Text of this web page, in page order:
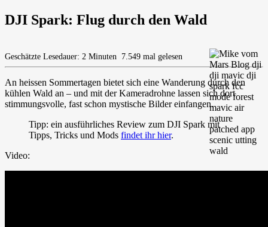
DJI Spark: Flug durch den Wald
Geschätzte Lesedauer: 2 Minuten 7.549 mal gelesen
An heissen Sommertagen bietet sich eine Wanderung durch den
kühlen Wald an – und mit der Kameradrohne lassen sich dort
stimmungsvolle, fast schon mystische Bilder einfangen.
Tipp: ein ausführliches Review zum DJI Spark mit
Tipps, Tricks und Mods findet ihr hier.
Video: